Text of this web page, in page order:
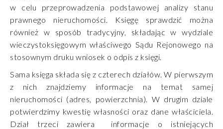
w celu przeprowadzenia podstawowej analizy stanu
prawnego nieruchomości. Księgę sprawdzić można
również w sposób tradycyjny, składając w wydziale
wieczystoksięgowym właściwego Sądu Rejonowego na
stosownym druku wniosek o odpis z księgi.
Sama księga składa się z czterech działów. W pierwszym
z nich znajdziemy informacje na temat samej
nieruchomości (adres, powierzchnia). W drugim dziale
potwierdzimy kwestię własności oraz dane właściciela.
Dział trzeci zawiera informacje o istniejących